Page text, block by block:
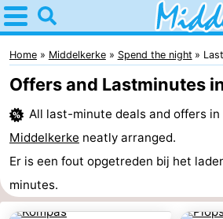
Home
Middelkerke
Tips
For
kids
Spend
the
Apartments
Home Middelkerke Spend the night
Offers and Lastminutes
All last-minute deals and offers in
Middelkerke neatly arranged.
Er is een fout opgetreden bij het
minutes.